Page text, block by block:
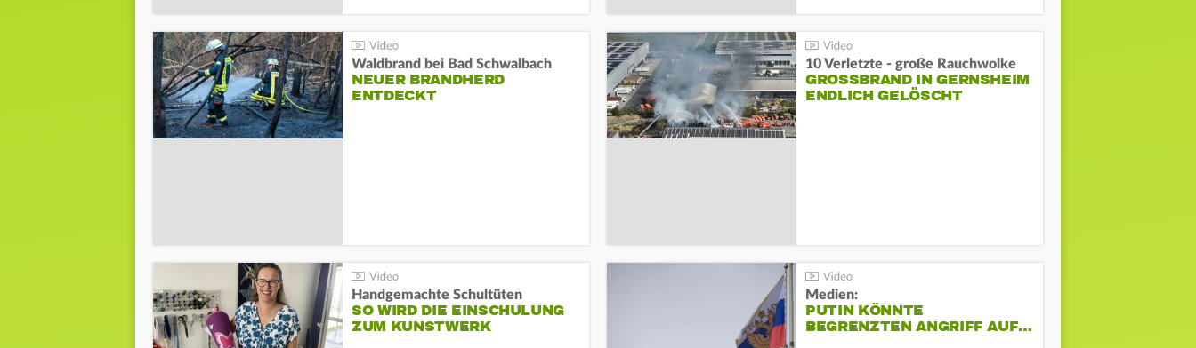
Waldbrand bei Bad Schwalbach
NEUER BRANDHERD
ENTDECKT
10 Verletzte - große Rauchwolke
GROSSBRAND IN GERNSHEIM E
NDLICH GELÖSCHT
Handgemachte Schultüten
SO WIRD DIE EINSCHULUNG
ZUM KUNSTWERK
Medien:
PUTIN KÖNNTE
BEGRENZTEN ANGRIFF AUF…